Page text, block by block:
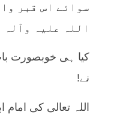
سوائے اس قبر
اللہ علیہ وآلہ
کیا ہی خوبصورت
نے!
اللہ تعالی کی امام